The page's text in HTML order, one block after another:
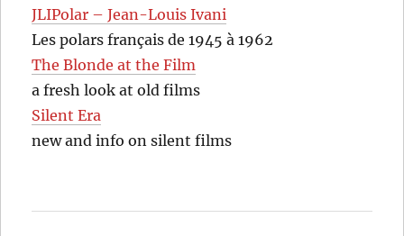
JLIPolar – Jean-Louis Ivani
Les polars français de 1945 à 1962
The Blonde at the Film
a fresh look at old films
Silent Era
new and info on silent films